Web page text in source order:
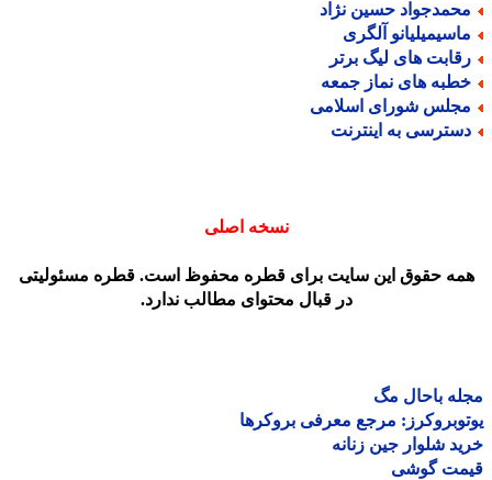
حسین نژاد
آلگری
های لیگ برتر
های نماز جمعه
شورای اسلامی
به اینترنت
نسخه اصلی
حقوق این سایت برای قطره محفوظ است. قطره مسئولیتی
در قبال محتوای مطالب ندارد.
باحال مگ
مرجع معرفی بروکرها
شلوار جین زنانه
گوشی